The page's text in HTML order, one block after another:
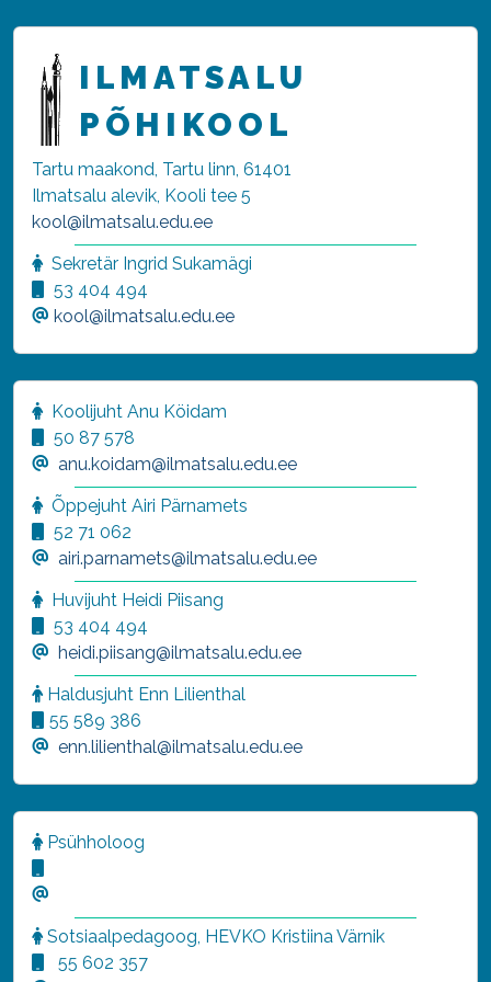
ILMATSALU
PÕHIKOOL
Tartu maakond, Tartu linn, 61401
Ilmatsalu alevik, Kooli tee 5
kool@ilmatsalu.edu.ee
Sekretär Ingrid Sukamägi
53 404 494
kool@ilmatsalu.edu.ee
Koolijuht Anu Köidam
50 87 578
anu.koidam@ilmatsalu.edu.ee
Õppejuht Airi Pärnamets
52 71 062
airi.parnamets@ilmatsalu.edu.ee
Huvijuht Heidi Piisang
53 404 494
heidi.piisang@ilmatsalu.edu.ee
Haldusjuht Enn Lilienthal
55 589 386
enn.lilienthal@ilmatsalu.edu.ee
Psühholoog
Sotsiaalpedagoog, HEVKO Kristiina Värnik
55 602 357